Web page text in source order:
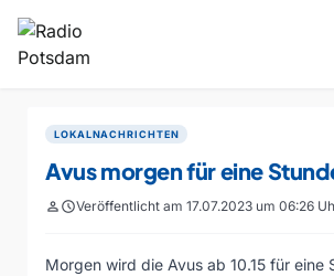
LOKALNACHRICHTEN
Avus morgen für eine
personscheduleVeröffentlicht am 17.07.2023 um 06:26
Morgen wird die Avus ab 10.15 für eine